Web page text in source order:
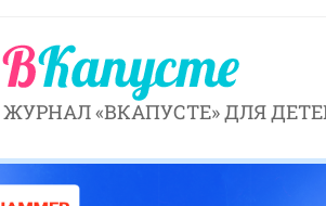
ЖУРНАЛ «ВКАПУСТЕ» ДЛЯ